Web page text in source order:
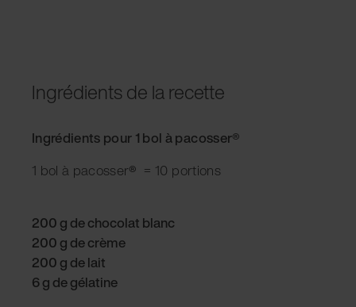
Ingrédients de la recette
Ingrédients pour 1 bol à pacosser®
1 bol à pacosser® = 10 portions
200 g de chocolat blanc
200 g de crème
200 g de lait
6 g de gélatine